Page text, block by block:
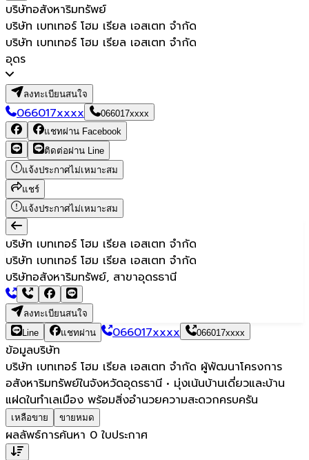
บริษัทอสังหาริมทรัพย์
บริษัท เบทเทอร์ โฮม เรียล เอสเตท จำกัด
บริษัท เบทเทอร์ โฮม เรียล เอสเตท จำกัด
อุดร
ลงทะเบียนสนใจ
066017xxxx
066017xxxx
แชทผ่าน Facebook
ติดต่อผ่าน Line
แจ้งประกาศไม่เหมาะสม
แชร์
แจ้งประกาศไม่เหมาะสม
บริษัท เบทเทอร์ โฮม เรียล เอสเตท จำกัด
บริษัท เบทเทอร์ โฮม เรียล เอสเตท จำกัด
บริษัทอสังหาริมทรัพย์, สาขาอุดรธานี
ลงทะเบียนสนใจ
Line
แชทผ่าน 066017xxxx 066017xxxx
ข้อมูลบริษัท
บริษัท เบทเทอร์ โฮม เรียล เอสเตท จำกัด ผู้พัฒนาโครงการ
อสังหาริมทรัพย์ในจังหวัดอุดรธานี • มุ่งเน้นบ้านเดี่ยวและบ้าน
แฝดในทำเลเมือง พร้อมสิ่งอำนวยความสะดวกครบครัน
เหลือขาย ขายหมด
ผลลัพธ์การค้นหา 0 ใบประกาศ